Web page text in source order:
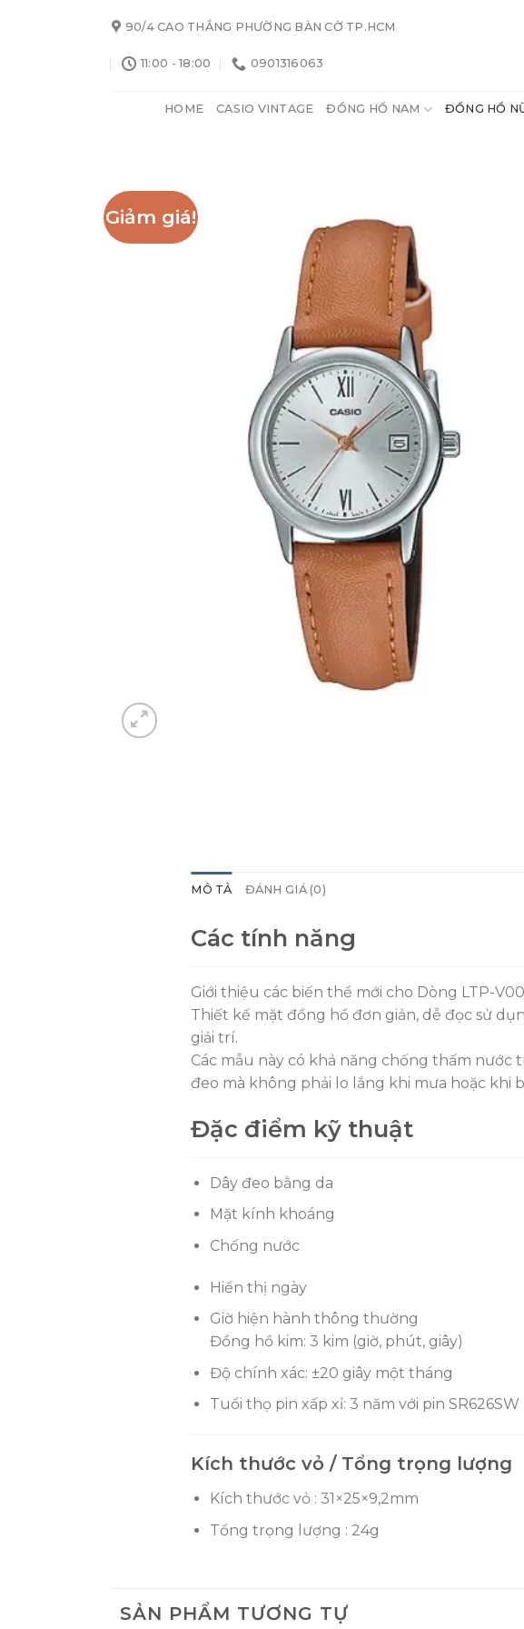
90/4 CAO THẮNG PHƯỜNG BÀN CỜ TP.HCM
11:00 - 18:00 0901316063
HOME CASIO VINTAGE ĐỒNG HỒ NAM ĐỒNG HỒ
Giảm giá!
MÔ TẢ ĐÁNH GIÁ (0)
Các tính năng
Giới thiệu các biến thể mới cho Dòng LTP-
Thiết kế mặt đồng hồ đơn giản, dễ đọc sử
giải trí.
Các mẫu này có khả năng chống thấm
đeo mà không phải lo lắng khi mưa hoặc khi
Đặc điểm kỹ thuật
Dây đeo bằng da
Mặt kính khoáng
Chống nước
Hiển thị ngày
Giờ hiện hành thông thường
Đồng hồ kim: 3 kim (giờ, phút, giây)
Độ chính xác: ±20 giây một tháng
Tuổi thọ pin xấp xỉ: 3 năm với pin SR626SW
Kích thước vỏ / Tổng trọng lượng
Kích thước vỏ : 31×25×9,2mm
Tổng trọng lượng : 24g
SẢN PHẨM TƯƠNG TỰ